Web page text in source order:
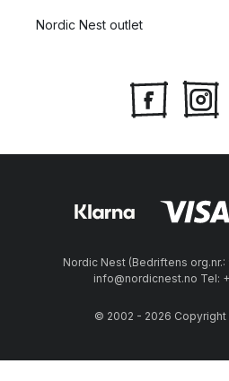
Nordic Nest outlet
Nordic Nest (Bedriftens
info@nordicnest.no Tel:
© 2002 - 2026 Copyright